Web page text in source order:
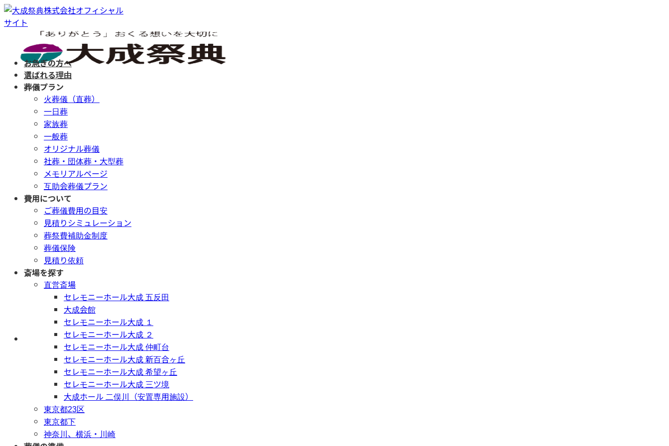
Skip
to
年中無休 / 24時間
お急ぎの方へ
選ばれる理由
葬儀プラン
火葬儀（直葬）
一日葬
家族葬
一般葬
オリジナル葬儀
社葬・団体葬・大型葬
メモリアルページ
互助会葬儀プラン
費用について
ご葬儀費用の目安
見積りシミュレーション
葬祭費補助金制度
葬儀保険
見積り依頼
斎場を探す
直営斎場
セレモニーホール大成 五反田
大成会館
セレモニーホール大成 １
セレモニーホール大成 ２
セレモニーホール大成 仲町台
セレモニーホール大成 新百合ヶ丘
セレモニーホール大成 希望ヶ丘
セレモニーホール大成 三ツ境
大成ホール 二俣川（安置専用施設）
東京都23区
東京都下
神奈川、横浜・川崎